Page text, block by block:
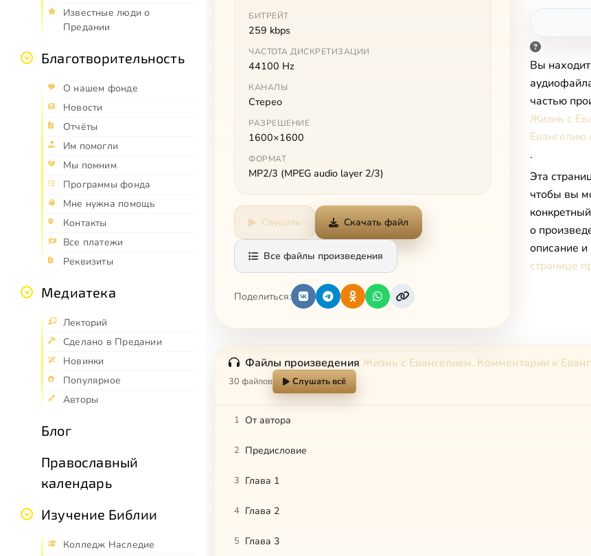
Известные люди о
Предании
Благотворительность
О нашем фонде
Новости
Отчёты
Им помогли
Мы помним
Программы фонда
Мне нужна помощь
Контакты
Все платежи
Реквизиты
Медиатека
Лекторий
Сделано в Предании
Новинки
Популярное
Авторы
Блог
Православный
календарь
Изучение Библии
Колледж Наследие
БИТРЕЙТ
259 kbps
ЧАСТОТА ДИСКРЕТИЗАЦИИ
44100 Hz
КАНАЛЫ
Стерео
РАЗРЕШЕНИЕ
1600×1600
ФОРМАТ
MP2/3 (MPEG audio layer 2/3)
Слушать Скачать файл
Все файлы произведения
Поделиться:
Вы
частью
Жизнь с
Евангелию
.
Эта
чтобы вы
о
описание и
странице
Файлы произведения Жизнь с Евангелием. Комментарии к
30 файлов Слушать всё
1 От автора
2 Предисловие
3 Глава 1
4 Глава 2
5 Глава 3